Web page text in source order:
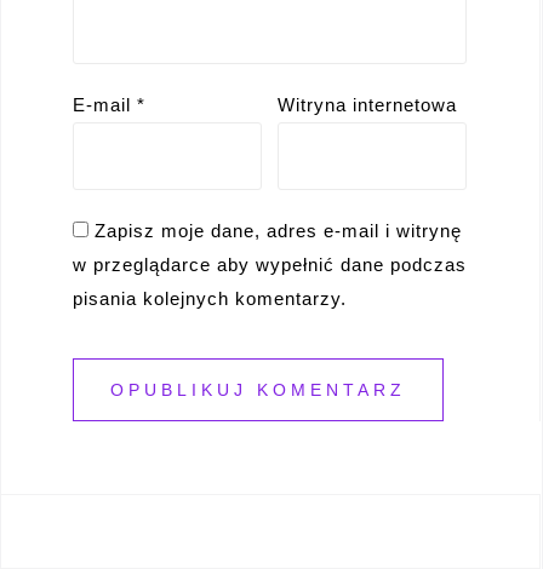
E-mail * Witryna internetowa
Zapisz moje dane, adres e-mail i witrynę
w przeglądarce aby wypełnić dane podczas
pisania kolejnych komentarzy.